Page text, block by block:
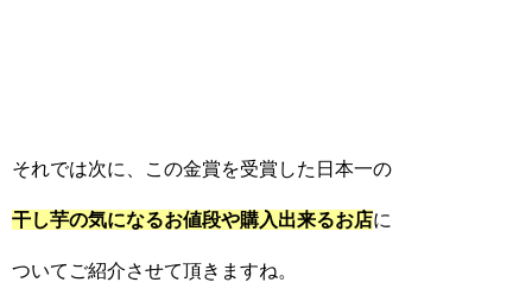
それでは次に、この金賞を受賞した日本一の
干し芋の気になるお値段や購入出来るお店に
ついてご紹介させて頂きますね。